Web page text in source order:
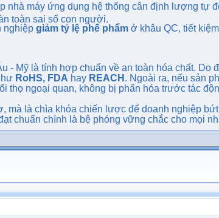
nhà máy ứng dụng hệ thống cân định lượng tự
toàn sai số con người.
nghiệp giảm tỷ lệ phế phẩm ở khâu QC, tiết
- Mỹ là tính hợp chuẩn về an toàn hóa chất. Do
RoHS, FDA hay REACH . Ngoài ra, nếu sản
thọ ngoại quan, không bị phấn hóa trước tác
mà là chìa khóa chiến lược để doanh nghiệp
chuẩn chính là bệ phóng vững chắc cho mọi